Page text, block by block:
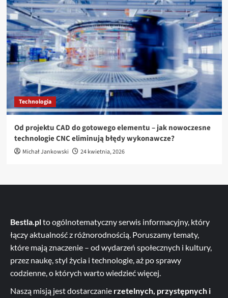
Technologia
Od projektu CAD do gotowego elementu – jak nowoczesne
technologie CNC eliminują błędy wykonawcze?
Michał Jankowski 24 kwietnia, 2026
Bestla.plto ogólnotematyczny serwis informacyjny, który
łączy aktualność z różnorodnością. Poruszamy tematy,
które mają znaczenie – od wydarzeń społecznych i kultury,
przez naukę, styl życia i technologie, aż po sprawy
codzienne, o których warto wiedzieć więcej.
Naszą misją jest dostarczanie rzetelnych, przystępnych i